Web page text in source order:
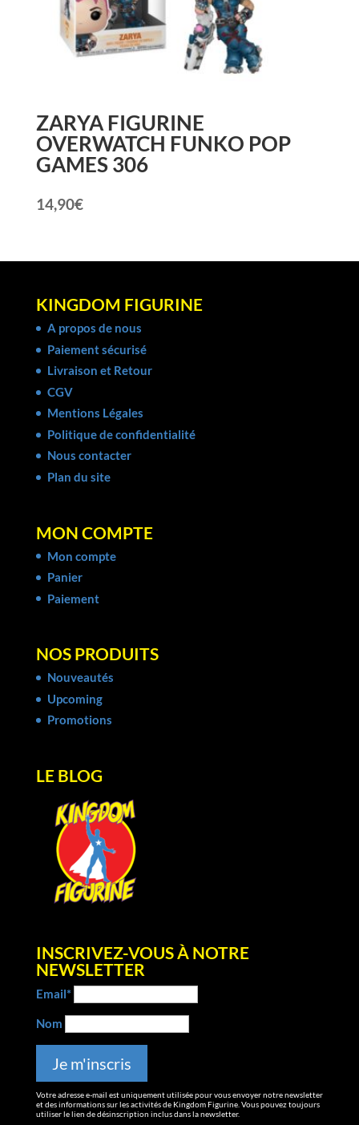
ZARYA FIGURINE
OVERWATCH FUNKO POP
GAMES 306
14,90€
KINGDOM FIGURINE
A propos de nous
Paiement sécurisé
Livraison et Retour
CGV
Mentions Légales
Politique de confidentialité
Nous contacter
Plan du site
MON COMPTE
Mon compte
Panier
Paiement
NOS PRODUITS
Nouveautés
Upcoming
Promotions
LE BLOG
INSCRIVEZ-VOUS À NOTRE
NEWSLETTER
Email*
Nom
Votre adresse e-mail est uniquement utilisée pour vous envoyer notre newsletter
et des informations sur les activités de Kingdom Figurine. Vous pouvez toujours
utiliser le lien de désinscription inclus dans la newsletter.